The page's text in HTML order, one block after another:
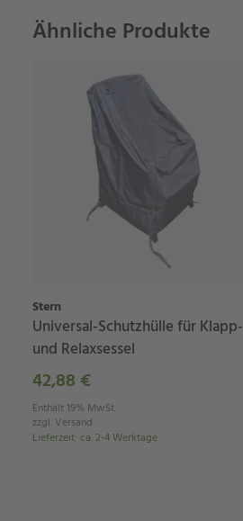
Ähnliche Produkte
Stern
Universal-Schutzhülle für Klapp-
und Relaxsessel
42,88 €
Enthält 19% MwSt.
zzgl. Versand
Lieferzeit: ca. 2-4 Werktage